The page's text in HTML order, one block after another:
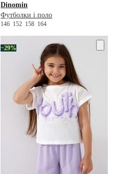
Dinomin
Футболки і поло
146 152 158 164
−29%